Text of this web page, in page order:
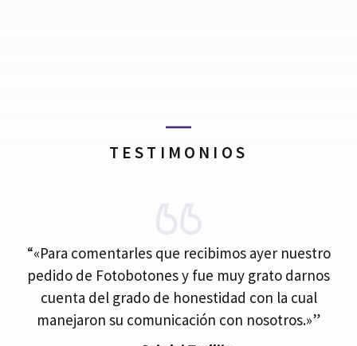
TESTIMONIOS
Para comentarles que recibimos ayer nuestro
pedido de Fotobotones y fue muy grato darnos
cuenta del grado de honestidad con la cual
manejaron su comunicación con nosotros.